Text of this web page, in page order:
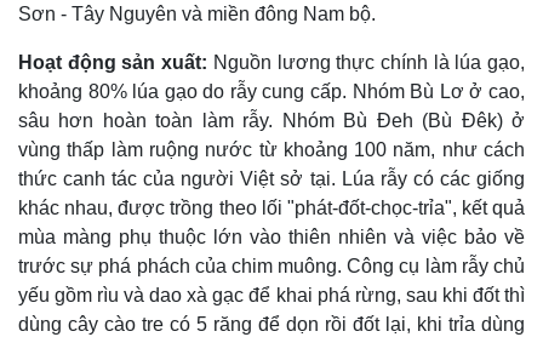
Sơn - Tây Nguyên và miền đông Nam bộ.
Hoạt động sản xuất: Nguồn lương thực chính là lúa gạo,
khoảng 80% lúa gạo do rẫy cung cấp. Nhóm Bù Lơ ở cao,
sâu hơn hoàn toàn làm rẫy. Nhóm Bù Ðeh (Bù Ðêk) ở
vùng thấp làm ruộng nước từ khoảng 100 năm, như cách
thức canh tác của người Việt sở tại. Lúa rẫy có các giống
khác nhau, được trồng theo lối "phát-đốt-chọc-trỉa", kết quả
mùa màng phụ thuộc lớn vào thiên nhiên và việc bảo về
trước sự phá phách của chim muông. Công cụ làm rẫy chủ
yếu gồm rìu và dao xà gạc để khai phá rừng, sau khi đốt thì
dùng cây cào tre có 5 răng để dọn rồi đốt lại, khi trỉa dùng